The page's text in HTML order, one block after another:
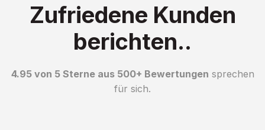
Zufriedene Kunden
berichten..
4.95 von 5 Sterne aus 500+ Bewertungen sprechen
für sich.